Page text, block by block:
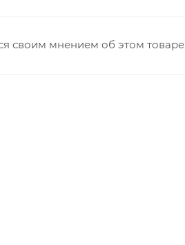
своим мнением об этом товаре